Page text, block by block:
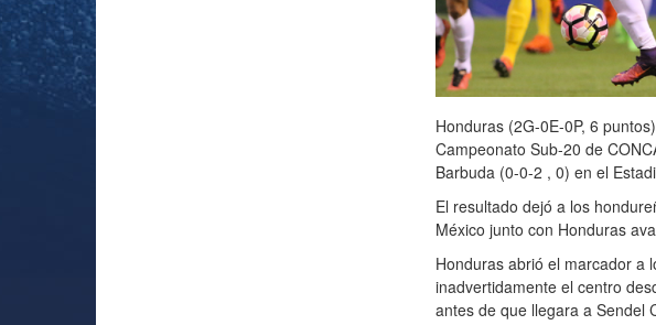
Honduras (2G-0E-0P, 6
Campeonato Sub-20 de
Barbuda (0-0-2 , 0) en el
El resultado dejó a los
México junto con Honduras
Honduras abrió el marcador a
inadvertidamente el centro
antes de que llegara a Sendel